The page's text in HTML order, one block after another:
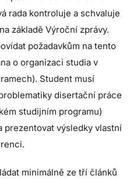
rada kontroluje a schvaluje
základě Výroční zprávy.
požadavkům na tento
o organizaci studia v
Student musí
disertační práce
studijním programu)
prezentovat výsledky vlastní
minimálně ze tří článků